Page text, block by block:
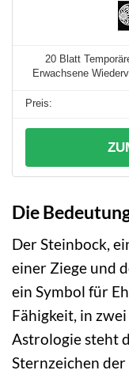
20 Blatt
Erwachsene
Die
Der Steinbock,
einer Ziege und
ein Symbol für
Fähigkeit, in
Astrologie steht
Sternzeichen